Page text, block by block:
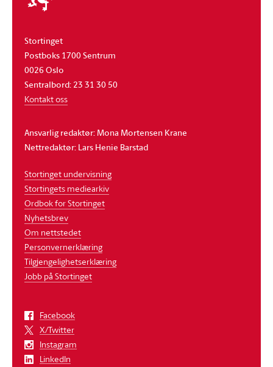
Stortinget
Postboks 1700 Sentrum
0026 Oslo
Sentralbord: 23 31 30 50
Kontakt oss
Ansvarlig redaktør: Mona Mortensen Krane
Nettredaktør: Lars Henie Barstad
Stortinget undervisning
Stortingets mediearkiv
Ordbok for Stortinget
Nyhetsbrev
Om nettstedet
Personvernerklæring
Tilgjengelighetserklæring
Jobb på Stortinget
Facebook
X/Twitter
Instagram
LinkedIn